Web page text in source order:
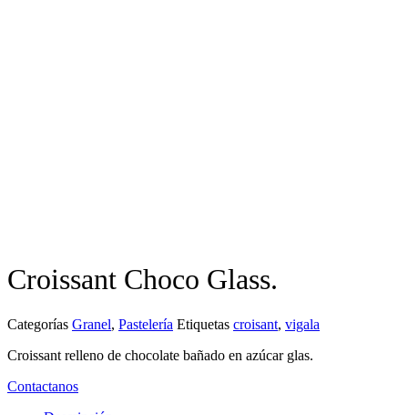
Croissant Choco Glass.
Categorías Granel, Pastelería Etiquetas croisant, vigala
Croissant relleno de chocolate bañado en azúcar glas.
Contactanos